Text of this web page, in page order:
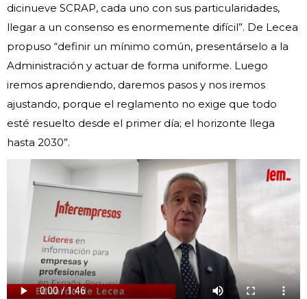
dicinueve SCRAP, cada uno con sus particularidades,
llegar a un consenso es enormemente difícil”. De Lecea
propuso “definir un mínimo común, presentárselo a la
Administración y actuar de forma uniforme. Luego
iremos aprendiendo, daremos pasos y nos iremos
ajustando, porque el reglamento no exige que todo
esté resuelto desde el primer día; el horizonte llega
hasta 2030”.